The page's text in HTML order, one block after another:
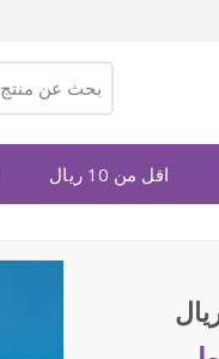
اقل من 10 ريال